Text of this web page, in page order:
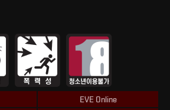
EVE Online